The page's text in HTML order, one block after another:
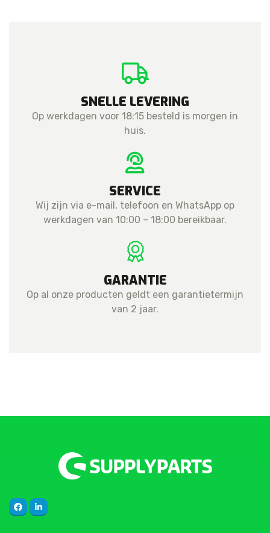
SNELLE LEVERING
Op werkdagen voor 18:15 besteld is morgen in
huis.
SERVICE
Wij zijn via e-mail, telefoon en WhatsApp op
werkdagen van 10:00 – 18:00 bereikbaar.
GARANTIE
Op al onze producten geldt een garantietermijn
van 2 jaar.